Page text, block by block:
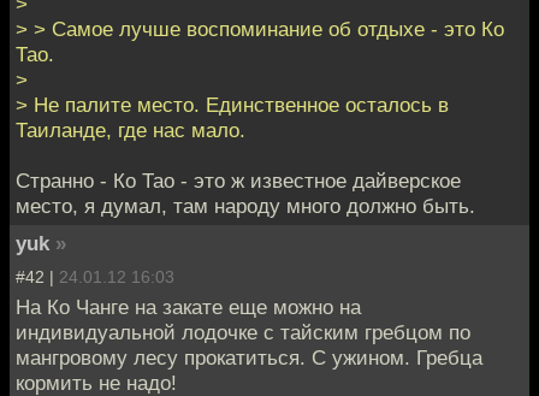
> > Самое лучше воспоминание об отдыхе - это Ко
Тао.
>
> Не палите место. Единственное осталось в
Таиланде, где нас мало.
Странно - Ко Тао - это ж известное дайверское
место, я думал, там народу много должно быть.
yuk »
#42 | 24.01.12 16:03
На Ко Чанге на закате еще можно на
индивидуальной лодочке с тайским гребцом по
мангровому лесу прокатиться. С ужином. Гребца
кормить не надо!